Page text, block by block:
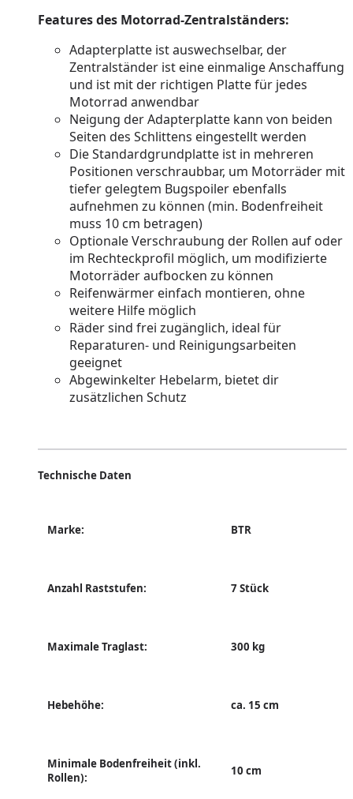
Features des Motorrad-Zentralständers:
Adapterplatte ist auswechselbar, der
Zentralständer ist eine einmalige Anschaffung
und ist mit der richtigen Platte für jedes
Motorrad anwendbar
Neigung der Adapterplatte kann von beiden
Seiten des Schlittens eingestellt werden
Die Standardgrundplatte ist in mehreren
Positionen verschraubbar, um Motorräder mit
tiefer gelegtem Bugspoiler ebenfalls
aufnehmen zu können (min. Bodenfreiheit
muss 10 cm betragen)
Optionale Verschraubung der Rollen auf oder
im Rechteckprofil möglich, um modifizierte
Motorräder aufbocken zu können
Reifenwärmer einfach montieren, ohne
weitere Hilfe möglich
Räder sind frei zugänglich, ideal für
Reparaturen- und Reinigungsarbeiten
geeignet
Abgewinkelter Hebelarm, bietet dir
zusätzlichen Schutz
Technische Daten
Marke: BTR
Anzahl Raststufen: 7 Stück
Maximale Traglast: 300 kg
Hebehöhe: ca. 15 cm
Minimale Bodenfreiheit (inkl.
Rollen):
10 cm